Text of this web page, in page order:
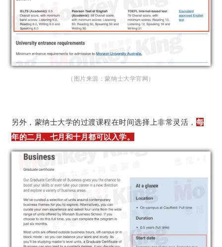
（图片来源：蒙纳士大学官网）
另外，蒙纳士大学的过渡课程在时间选择上非常灵活， 每
年的二月、七月和十月都可以入学。